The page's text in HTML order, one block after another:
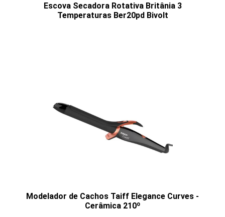
Escova Secadora Rotativa Britânia 3
Temperaturas Ber20pd Bivolt
Modelador de Cachos Taiff Elegance Curves -
Cerâmica 210º